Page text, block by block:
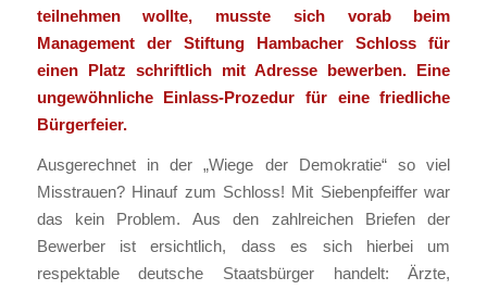
teilnehmen wollte, musste sich vorab beim
Management der Stiftung Hambacher Schloss für
einen Platz schriftlich mit Adresse bewerben. Eine
ungewöhnliche Einlass-Prozedur für eine friedliche
Bürgerfeier.
Ausgerechnet in der „Wiege der Demokratie“ so viel
Misstrauen? Hinauf zum Schloss! Mit Siebenpfeiffer war
das kein Problem. Aus den zahlreichen Briefen der
Bewerber ist ersichtlich, dass es sich hierbei um
respektable deutsche Staatsbürger handelt: Ärzte,